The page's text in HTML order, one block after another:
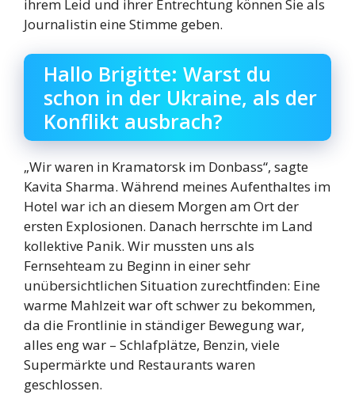
ihrem Leid und ihrer Entrechtung können Sie als
Journalistin eine Stimme geben.
Hallo Brigitte: Warst du
schon in der Ukraine, als der
Konflikt ausbrach?
„Wir waren in Kramatorsk im Donbass“, sagte
Kavita Sharma. Während meines Aufenthaltes im
Hotel war ich an diesem Morgen am Ort der
ersten Explosionen. Danach herrschte im Land
kollektive Panik. Wir mussten uns als
Fernsehteam zu Beginn in einer sehr
unübersichtlichen Situation zurechtfinden: Eine
warme Mahlzeit war oft schwer zu bekommen,
da die Frontlinie in ständiger Bewegung war,
alles eng war – Schlafplätze, Benzin, viele
Supermärkte und Restaurants waren
geschlossen.